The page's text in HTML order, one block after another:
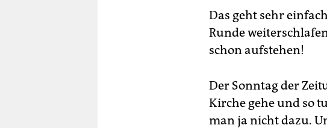
Das geht sehr
Runde
schon aufstehen!
Der Sonntag der
Kirche gehe und so
man ja nicht dazu.